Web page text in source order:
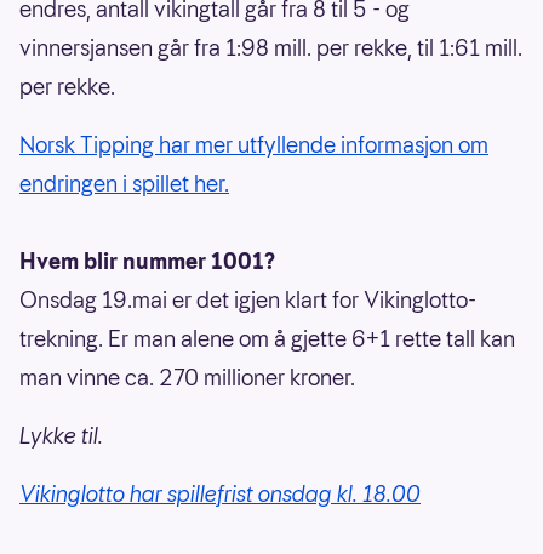
endres, antall vikingtall går fra 8 til 5 - og
vinnersjansen går fra 1:98 mill. per rekke, til 1:61 mill.
per rekke.
Norsk Tipping har mer utfyllende informasjon om
endringen i spillet her.
Hvem blir nummer 1001?
Onsdag 19.mai er det igjen klart for Vikinglotto-
trekning. Er man alene om å gjette 6+1 rette tall kan
man vinne ca. 270 millioner kroner.
Lykke til.
Vikinglotto har spillefrist onsdag kl. 18.00